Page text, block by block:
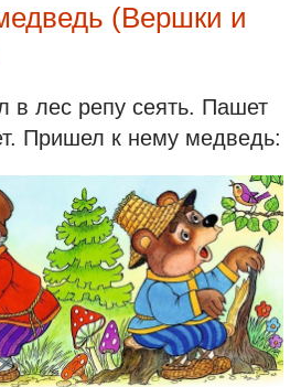
(Вершки и
в лес репу сеять. Пашет
Пришел к нему медведь: